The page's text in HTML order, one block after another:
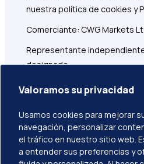
nuestra política de cookies y
Comerciante: CWG Markets
Representante
designado
Dirección registrada: 1276
Building, 1er Piso, Port Vila,
CWG Markets Ltd es
distribución y servicios de
relacionados con este sitio
Valoramos su privacidad
Usamos cookies para mejorar
navegación, personalizar
el tráfico en nuestro sitio web.
a entender sus preferencias y